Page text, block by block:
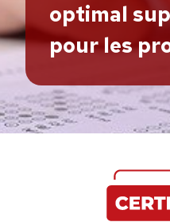
optimal
pour les